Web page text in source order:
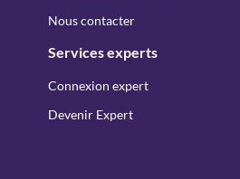
Nous contacter
Services experts
Connexion expert
Devenir Expert